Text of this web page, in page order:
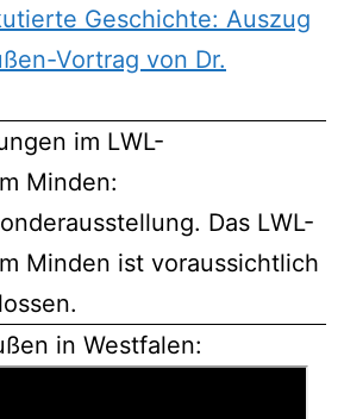
Geschichte: Auszug
Vortrag von Dr.
im LWL-
Minden:
Das LWL-
Minden ist voraussichtlich
in Westfalen: